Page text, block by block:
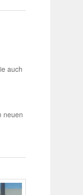
auch
neuen